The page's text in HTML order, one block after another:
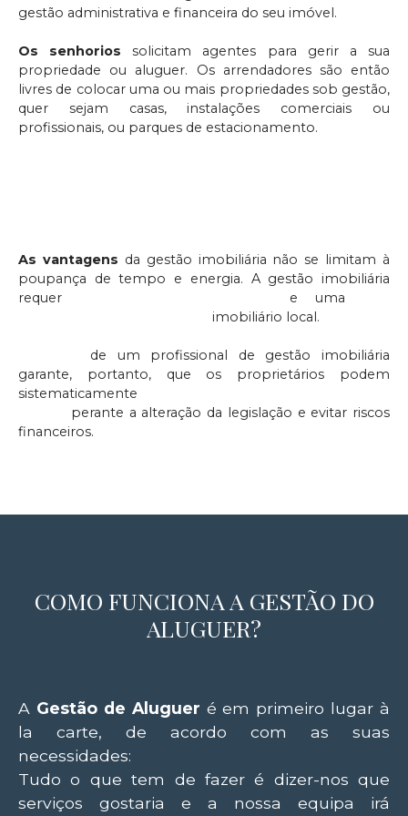
gestão administrativa e financeira do seu imóvel.
Os senhorios solicitam agentes para gerir a sua
propriedade ou aluguer. Os arrendadores são então
livres de colocar uma ou mais propriedades sob gestão,
quer sejam casas, instalações comerciais ou
profissionais, ou parques de estacionamento.
As vantagens da gestão imobiliária não se limitam à
poupança de tempo e energia. A gestão imobiliária
requer
e uma
imobiliário local.
de um profissional de gestão imobiliária
garante, portanto, que os proprietários podem
sistematicamente
perante a alteração da legislação e evitar riscos
financeiros.
COMO FUNCIONA A GESTÃO DO
ALUGUER?
A Gestão de Aluguer é em primeiro lugar à
la carte, de acordo com as suas
necessidades:
Tudo o que tem de fazer é dizer-nos que
serviços gostaria e a nossa equipa irá